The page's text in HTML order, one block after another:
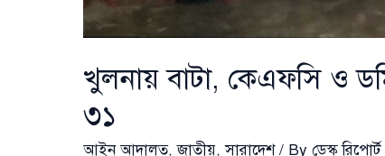
খুলনায় বাটা, কেএফসি ও
৩১
আইন আদালত,জাতীয়,সারাদেশ/ By ডেস্ক রিপোর্ট